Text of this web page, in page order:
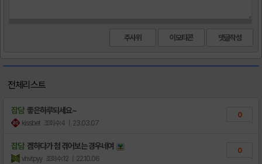
주사위 이모티콘
전체리스트
잡담 좋은하루되세요~
kissbet 조회수:4 | 23.03.07
0
잡담 겜하다가 첨 겪어보는 경우네여
vhvtpyy 조회수:12 | 22.10.06
0